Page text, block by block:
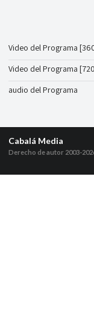
Video del Programa
Video del Programa
audio del Programa
Cabalá Media
Derecho de autor 2003-